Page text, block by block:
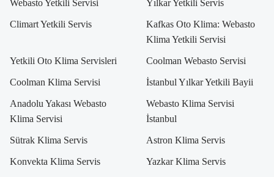
Webasto Yetkili Servisi Yılkar Yetkili Servis
Climart Yetkili Servis
Kafkas Oto Klima: Webasto
Klima Yetkili Servisi
Yetkili Oto Klima Servisleri Coolman Webasto Servisi
Coolman Klima Servisi İstanbul Yılkar Yetkili Bayii
Anadolu Yakası Webasto
Klima Servisi
Webasto Klima Servisi
İstanbul
Sütrak Klima Servis Astron Klima Servis
Konvekta Klima Servis Yazkar Klima Servis